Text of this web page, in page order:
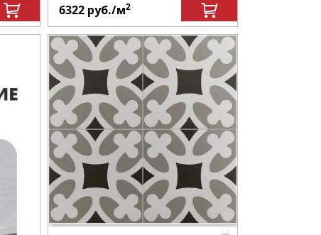
6322 руб./м2